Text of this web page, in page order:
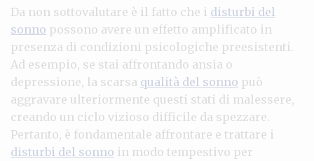
Da non sottovalutare è il fatto che i disturbi del
sonno possono avere un effetto amplificato in
presenza di condizioni psicologiche preesistenti.
Ad esempio, se stai affrontando ansia o
depressione, la scarsa qualità del sonno può
aggravare ulteriormente questi stati di malessere,
creando un ciclo vizioso difficile da spezzare.
Pertanto, è fondamentale affrontare e trattare i
disturbi del sonno in modo tempestivo per